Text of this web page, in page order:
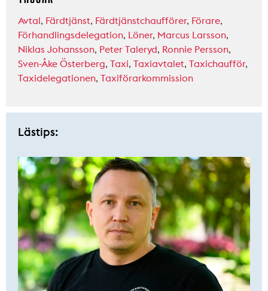
Avtal, Färdtjänst, Färdtjänstchaufförer, Förare,
Förhandlingsdelegation, Löner, Marcus Larsson,
Niklas Johansson, Peter Taleryd, Ronnie Persson,
Sven-Åke Österberg, Taxi, Taxiavtalet, Taxichaufför,
Taxidelegationen, Taxiförarkommission
Lästips: